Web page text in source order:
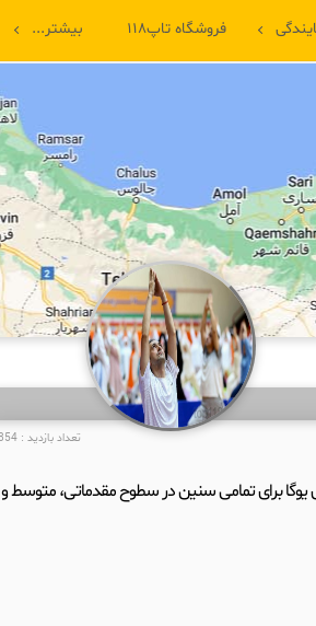
فروشگاه تاپ۱۱۸ بیشتر...
تعداد بازدید : 854
یوگا برای تمامی سنین در سطوح مقدماتی، متوسط و